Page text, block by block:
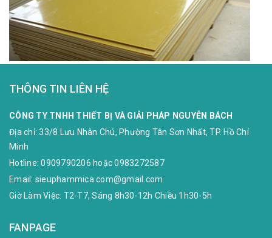
THÔNG TIN LIÊN HỆ
CÔNG TY TNHH THIẾT BỊ VÀ GIẢI PHÁP NGUYỄN BÁCH
Địa chỉ:33/8 Lưu Nhân Chú, Phường Tân Sơn Nhất, TP. Hồ Chí
Minh
Hotline:0909790206 hoặc0983272587
Email: sieuphammica.com@gmail.com
Giờ Làm Việc: T2-T7, Sáng 8h30-12h Chiều 1h30-5h
FANPAGE